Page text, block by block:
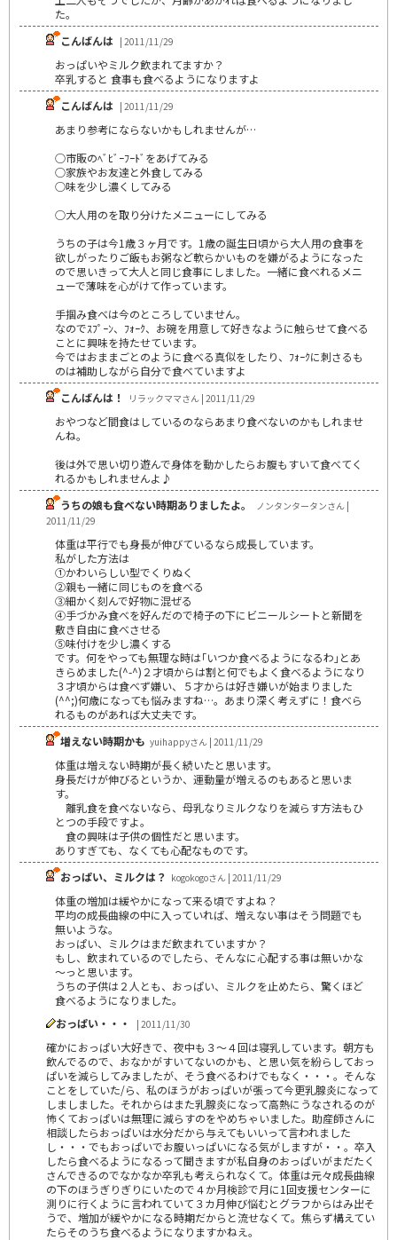
た。
こんばんは | 2011/11/29
おっぱいやミルク飲まれてますか？
卒乳すると 食事も食べるようになりますよ
こんばんは | 2011/11/29
あまり参考にならないかもしれませんが…
○市販のﾍﾞﾋﾞｰﾌｰﾄﾞをあげてみる
○家族やお友達と外食してみる
○味を少し濃くしてみる
○大人用のを取り分けたメニューにしてみる
うちの子は今1歳３ヶ月です。1歳の誕生日頃から大人用の食事を
欲しがったりご飯もお粥など軟らかいものを嫌がるようになった
ので思いきって大人と同じ食事にしました。一緒に食べれるメニ
ューで薄味を心がけて作っています。
手掴み食べは今のところしていません。
なのでｽﾌﾟｰﾝ、ﾌｫｰｸ、お碗を用意して好きなように触らせて食べる
ことに興味を持たせています。
今ではおままごとのように食べる真似をしたり、ﾌｫｰｸに刺さるも
のは補助しながら自分で食べていますよ
こんばんは！
リラックママさん | 2011/11/29
おやつなど間食はしているのならあまり食べないのかもしれませ
んね。
後は外で思い切り遊んで身体を動かしたらお腹もすいて食べてく
れるかもしれませんよ♪
うちの娘も食べない時期ありましたよ。
ノンタンタータンさん |
2011/11/29
体重は平行でも身長が伸びているなら成長しています。
私がした方法は
①かわいらしい型でくりぬく
②親も一緒に同じものを食べる
③細かく刻んで好物に混ぜる
④手づかみ食べを好んだので椅子の下にビニールシートと新聞を
敷き自由に食べさせる
⑤味付けを少し濃くする
です。何をやっても無理な時は｢いつか食べるようになるわ｣とあ
きらめました(^-^)２才頃からは割と何でもよく食べるようになり
３才頃からは食べず嫌い、５才からは好き嫌いが始まりました
(^^;)何歳になっても悩みますね…。あまり深く考えずに！食べら
れるものがあれば大丈夫です。
増えない時期かも yuihappyさん | 2011/11/29
体重は増えない時期が長く続いたと思います。
身長だけが伸びるというか、運動量が増えるのもあると思いま
す。
離乳食を食べないなら、母乳なりミルクなりを減らす方法もひ
とつの手段ですよ。
食の興味は子供の個性だと思います。
ありすぎても、なくても心配なものです。
おっぱい、ミルクは？ kogokogoさん | 2011/11/29
体重の増加は緩やかになって来る頃ですよね？
平均の成長曲線の中に入っていれば、増えない事はそう問題でも
無いような。
おっぱい、ミルクはまだ飲まれていますか？
もし、飲まれているのでしたら、そんなに心配する事は無いかな
～っと思います。
うちの子供は２人とも、おっぱい、ミルクを止めたら、驚くほど
食べるようになりました。
おっぱい・・・
| 2011/11/30
確かにおっぱい大好きで、夜中も３～４回は寝乳しています。朝方も
飲んでるので、おなかがすいてないのかも、と思い気を紛らしておっ
ぱいを減らしてみましたが、そう食べるわけでもなく・・・。そんな
ことをしていた/ら、私のほうがおっぱいが張って今更乳腺炎になって
しましました。それからはまた乳腺炎になって高熱にうなされるのが
怖くておっぱいは無理に減らすのをやめちゃいました。助産師さんに
相談したらおっぱいは水分だから与えてもいいって言われました
し・・・でもおっぱいでお腹いっぱいになる気がしますが・・。卒入
したら食べるようになるって聞きますが私自身のおっぱいがまだたく
さんできるのでなかなか卒乳も考えられなくて。体重は元々成長曲線
の下のほうぎりぎりにいたので４か月検診で月に1回支援センターに
測りに行くように言われていて３カ月伸び悩むとグラフからはみ出そ
うで、増加が緩やかになる時期だからと流せなくて。焦らず構えてい
たらそのうち食べるようになりますかねえ。